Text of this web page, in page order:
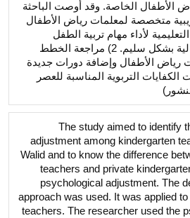
الأطفال الخاصة. وقد أوصت الباحثة
تدريبية متخصصة لمعلمات رياض الأطفال
لأداء مهام تربية الطفل
المحددة في الدراسة الحالية بشكل سليم. 2) مراجعة الخطط
رياض الأطفال وإضافة دورات جديدة
التربوية المناسبة للعصر
The study aimed to identify
adjustment among kindergarten
Walid and to know the difference
teachers and private
psychological adjustment. The
approach was used. It was applied
teachers. The researcher used the